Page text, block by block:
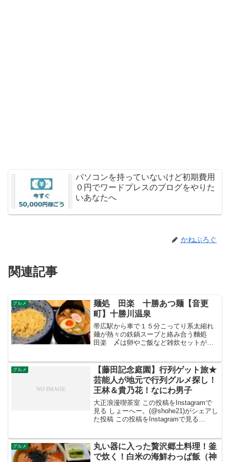
パソコンを持っていないけど初期費用
０円でワードプレスのブログをやりた
いあなたへ
かねぶろぐ
関連記事
グルメ
麺処 田楽 十勝あつ麺【音更
町】十勝川温泉
帯広駅から車で１５分こってり系太縮れ
麺が熱々の鉄鍋スープと絡み合う麵処
田楽 〆は卵やご飯など雑炊セットが人
グルメ
【藤田記念庭園】行列ゲット旅★
芸能人が地元で行列グルメ探し！
王林＆貴乃花！なにわ男子
大正浪漫喫茶室 この投稿をInstagramで
見る しょーへー。(@shohe21)がシェアし
た投稿 この投稿をInstagramで見る
グルメ
丸い器に入った贅沢郷土料理！釜
で炊く！白米の海鮮わっぱ飯（神